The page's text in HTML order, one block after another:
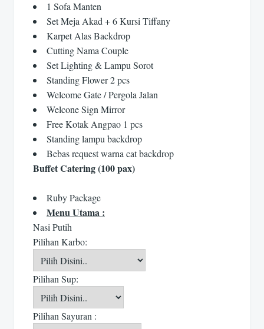
1 Sofa Manten
Set Meja Akad + 6 Kursi Tiffany
Karpet Alas Backdrop
Cutting Nama Couple
Set Lighting & Lampu Sorot
Standing Flower 2 pcs
Welcome Gate / Pergola Jalan
Welcone Sign Mirror
Free Kotak Angpao 1 pcs
Standing lampu backdrop
Bebas request warna cat backdrop
Buffet Catering (100 pax)
Ruby Package
Menu Utama :
Nasi Putih
Pilihan Karbo:
Pilihan Sup:
Pilihan Sayuran :